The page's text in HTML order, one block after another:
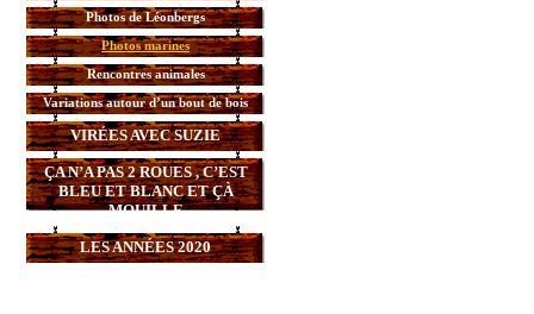
Photos de Léonbergs
Photos marines
Rencontres animales
Variations autour d’un bout de bois
VIRÉES AVEC SUZIE
ÇA N’A PAS 2 ROUES , C’EST
BLEU ET BLANC ET ÇÀ
MOUILLE
LES ANNÉES 2020